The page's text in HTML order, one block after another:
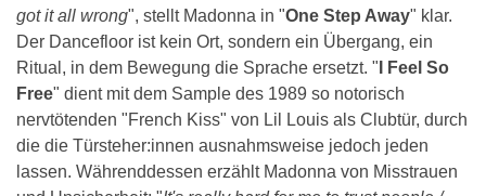
got it all wrong", stellt Madonna in "One Step Away" klar.
Der Dancefloor ist kein Ort, sondern ein Übergang, ein
Ritual, in dem Bewegung die Sprache ersetzt. " I Feel So
Free" dient mit dem Sample des 1989 so notorisch
nervtötenden "French Kiss" von Lil Louis als Clubtür, durch
die die Türsteher:innen ausnahmsweise jedoch jeden
lassen. Währenddessen erzählt Madonna von Misstrauen